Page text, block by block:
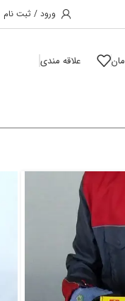
ورود / ثبت نام
علاقه مندی
Intimax